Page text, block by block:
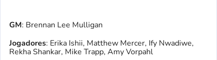
GM: Brennan Lee Mulligan
Jogadores: Erika Ishii, Matthew Mercer, Ify Nwadiwe,
Rekha Shankar, Mike Trapp, Amy Vorpahl